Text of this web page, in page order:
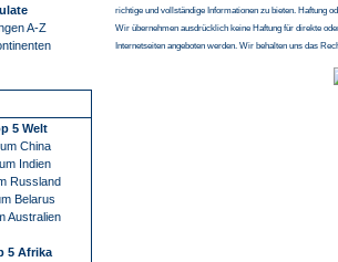
A-Z
5 Welt
China
Indien
Russland
Belarus
Australien
5 Afrika
richtige und vollständige Informationen zu bieten. Haftung
Wir übernehmen ausdrücklich keine Haftung für direkte
Internetseiten angeboten werden. Wir behalten uns das